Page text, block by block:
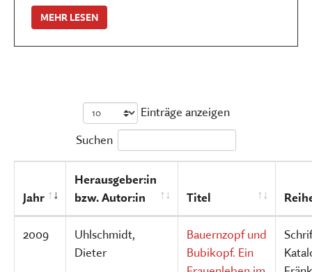
MEHR LESEN
Einträge anzeigen
Suchen
Jahr
Herausgeber:in
bzw. Autor:in
Titel
2009
Uhlschmidt,
Dieter
Bauernzopf und
Bubikopf. Ein